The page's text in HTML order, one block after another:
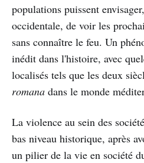
populations puissent
occidentale, de voir les
sans connaître le feu. Un
inédit dans l'histoire, avec
localisés tels que les deux
romana dans le monde
La violence au sein des
bas niveau historique, après
un pilier de la vie en société